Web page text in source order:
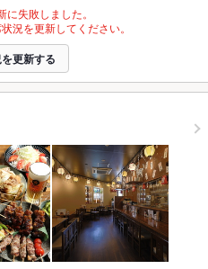
失敗しました。
況を更新してください。
更新する